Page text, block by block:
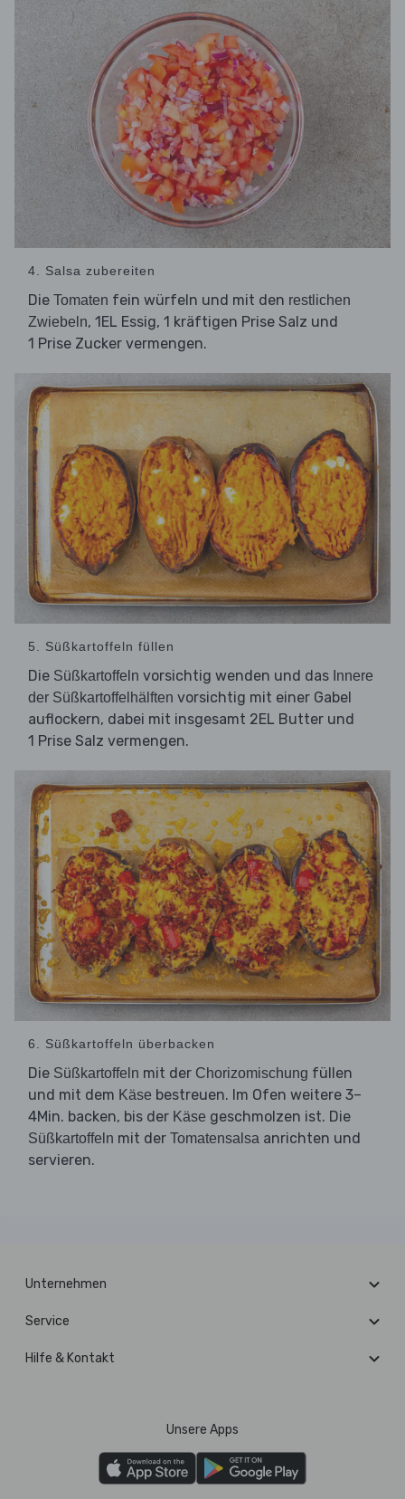
4. Salsa zubereiten
Die Tomaten fein würfeln und mit den restlichen
Zwiebeln, 1EL Essig, 1 kräftigen Prise Salz und
1 Prise Zucker vermengen.
5. Süßkartoffeln füllen
Die Süßkartoffeln vorsichtig wenden und das Innere
der Süßkartoffelhälften vorsichtig mit einer Gabel
auflockern, dabei mit insgesamt 2EL Butter und
1 Prise Salz vermengen.
6. Süßkartoffeln überbacken
Die Süßkartoffeln mit der Chorizomischung füllen
und mit dem Käse bestreuen. Im Ofen weitere 3–
4Min. backen, bis der Käse geschmolzen ist. Die
Süßkartoffeln mit der Tomatensalsa anrichten und
servieren.
Unternehmen
Service
Hilfe & Kontakt
Unsere Apps